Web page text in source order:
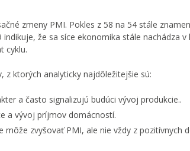
zmeny PMI. Pokles z 58 na 54 stále
že sa síce ekonomika stále nachádza
cyklu.
z ktorých analyticky najdôležitejšie sú:
a často signalizujú budúci vývoj produkcie..
a vývoj príjmov domácností.
zvyšovať PMI, ale nie vždy z pozitívnych